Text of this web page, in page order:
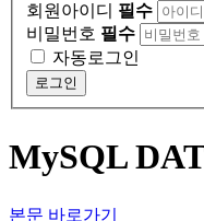
회원아이디 필수
비밀번호 필수
자동로그인
로그인
MySQL
본문 바로가기